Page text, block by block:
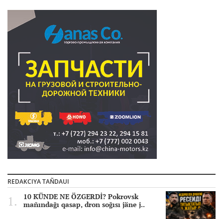
REDAKCIYA TAÑDAUI
10 KÜNDE NE ÖZGERDİ? Pokrovsk
mañındağı qasap, dron soğısı jäne j..